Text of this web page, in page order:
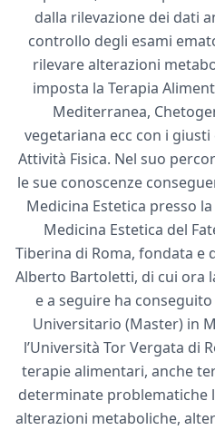
dalla rilevazione dei dati
controllo degli esami
rilevare alterazioni
imposta la Terapia
Mediterranea,
vegetariana ecc con i
Attività Fisica. Nel suo
le sue conoscenze
Medicina Estetica presso
Medicina Estetica del
Tiberina di Roma, fondata e
Alberto Bartoletti, di cui ora
e a seguire ha
Universitario (Master) in
l’Università Tor Vergata di
terapie alimentari, anche
determinate problematiche
alterazioni metaboliche,